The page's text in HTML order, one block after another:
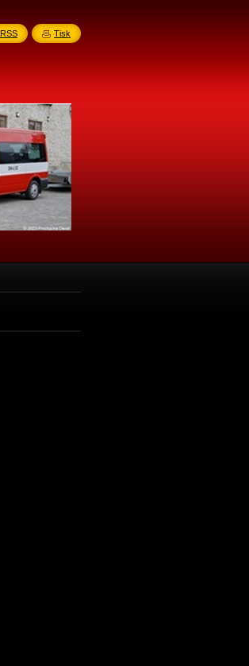
RSS Tisk